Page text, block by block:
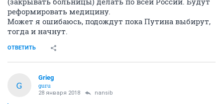
реформировать медицину.
Может я ошибаюсь, подождут пока Путина выбирут,
тогда и начнут.
ОТВЕТИТЬ
G
Grieg
guru
28 января 2018 nansib